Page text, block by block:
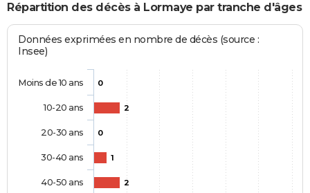
Répartition des décès à Lormaye par tranche d'âges
Données exprimées en nombre de décès (source :
Insee)
0
2
0
1
2
Moins de 10 ans
10-20 ans
20-30 ans
30-40 ans
40-50 ans